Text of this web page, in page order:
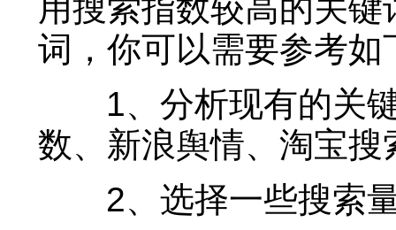
用搜索指数较高的关
词，你可以需要参考如
1、分析现有的关键
数、新浪舆情、淘宝搜
2、选择一些搜索量